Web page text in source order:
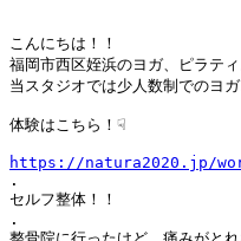
こんにちは！！
福岡市西区姪浜のヨガ、ピラ
当スタジオでは少人数制でのヨ
体験はこちら！☟
https://natura2020.jp/
.
セルフ整体！！
.